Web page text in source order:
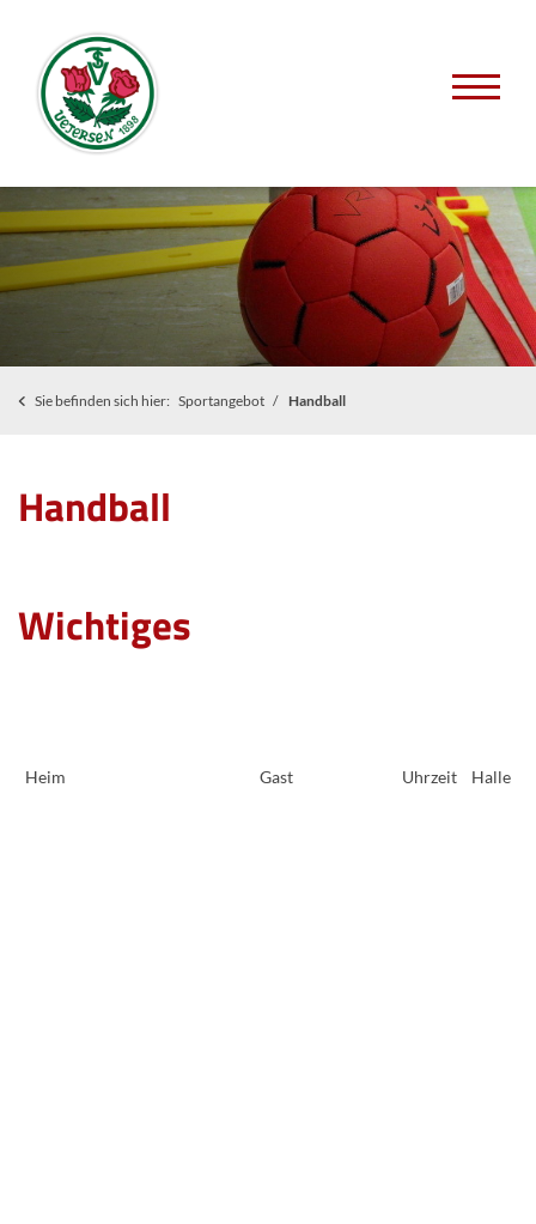
Sie befinden sich hier: Sportangebot Handball
Handball
Wichtiges
Heim Gast Uhrzeit Halle